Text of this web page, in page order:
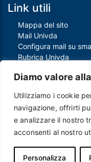
Diamo valore
Utilizziamo i cookie
navigazione, offrirti
e analizzare il nostro
acconsenti al nostro
Personalizza
Link utili
Mappa del sito
Mail Univda
Configura mail su
Rubrica Univda
Piè di Crediti
Note legali
Contatti
Privacy e Cookie policy
Protezione dei dati